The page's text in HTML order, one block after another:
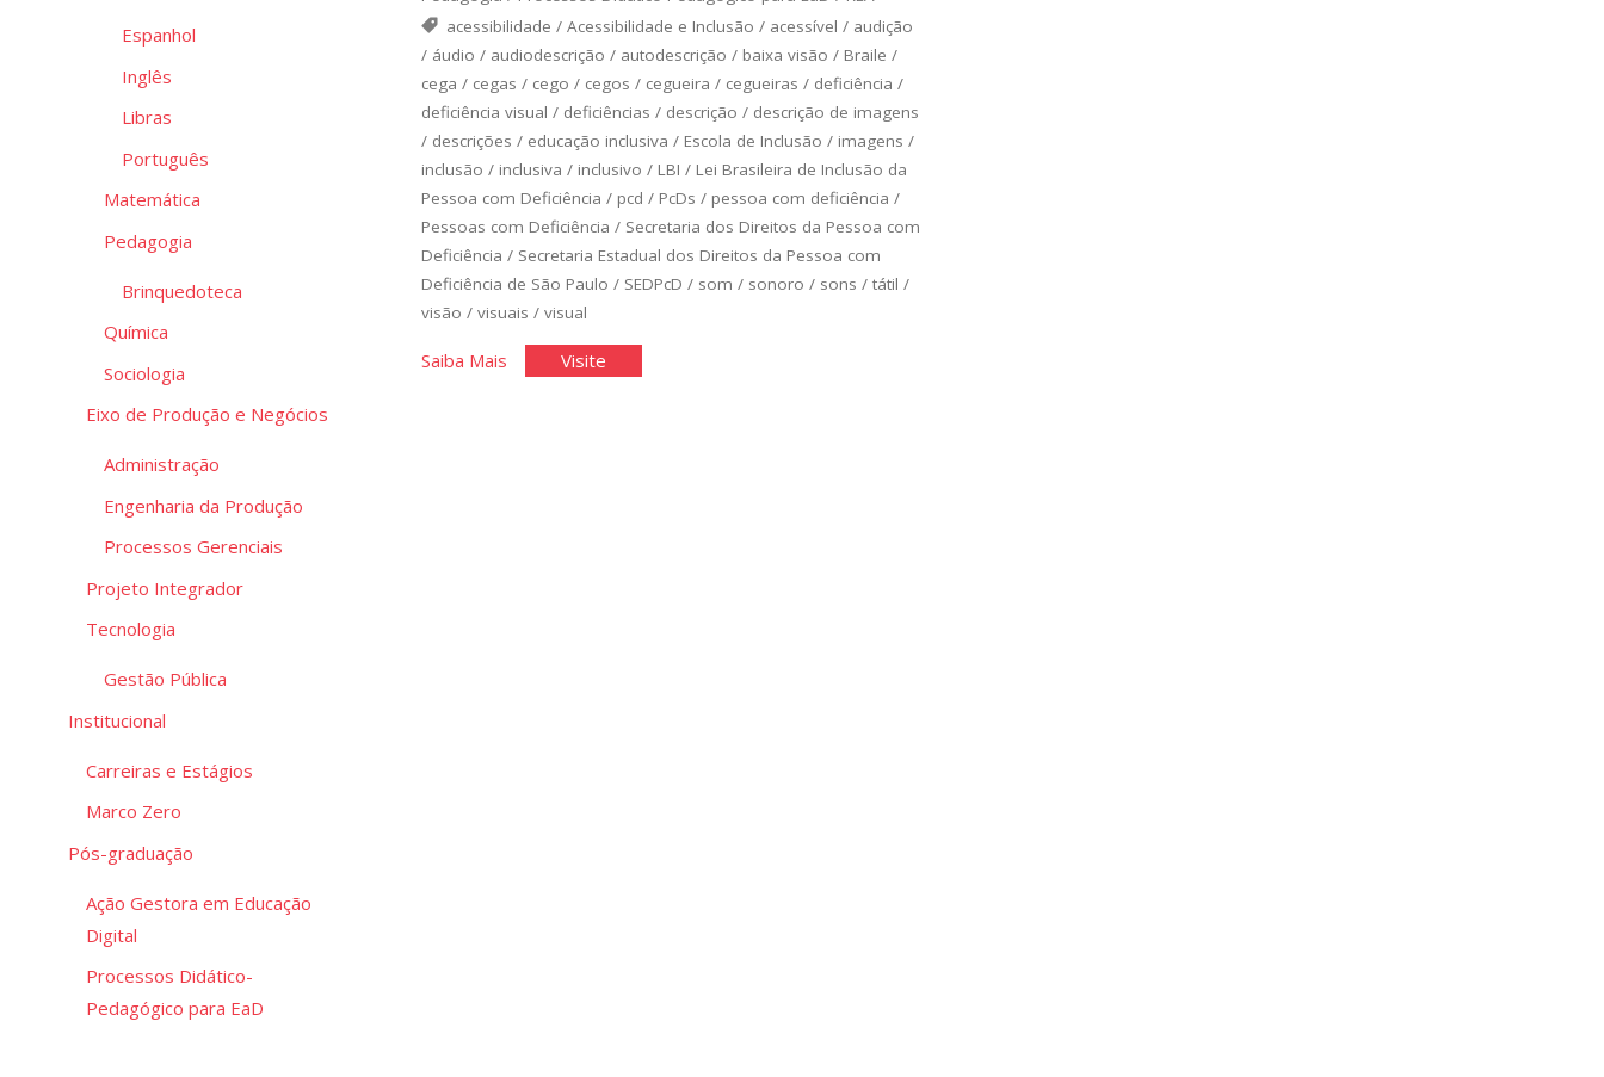
acessibilidade /Acessibilidade e Inclusão / acessível / audição
/ áudio / audiodescrição / autodescrição / baixa visão / Braile /
cega / cegas / cego / cegos / cegueira / cegueiras / deficiência /
deficiência visual / deficiências / descrição / descrição de imagens
/ descrições / educação inclusiva / Escola de Inclusão / imagens /
inclusão / inclusiva / inclusivo / LBI / Lei Brasileira de Inclusão da
Pessoa com Deficiência / pcd / PcDs / pessoa com deficiência /
Pessoas com Deficiência / Secretaria dos Direitos da Pessoa com
Deficiência / Secretaria Estadual dos Direitos da Pessoa com
Deficiência de São Paulo / SEDPcD / som / sonoro / sons / tátil /
visão / visuais / visual
Saiba Mais"Toda
Visite"Toda
Espanhol
Inglês
Libras
Português
Matemática
Pedagogia
Brinquedoteca
Química
Sociologia
Eixo de Produção e Negócios
Administração
Engenharia da Produção
Processos Gerenciais
Projeto Integrador
Tecnologia
Gestão Pública
Institucional
Carreiras e Estágios
Marco Zero
Pós-graduação
Ação Gestora em Educação
Digital
Processos Didático-
Pedagógico para EaD